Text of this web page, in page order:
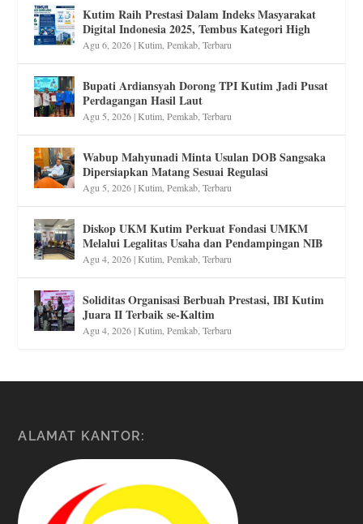
Kutim Raih Prestasi Dalam Indeks Masyarakat
Digital Indonesia 2025, Tembus Kategori High
Agu 6, 2026|Kutim ,Pemkab ,Terbaru
Bupati Ardiansyah Dorong TPI Kutim Jadi Pusat
Perdagangan Hasil Laut
Agu 5, 2026|Kutim ,Pemkab ,Terbaru
Wabup Mahyunadi Minta Usulan DOB Sangsaka
Dipersiapkan Matang Sesuai Regulasi
Agu 5, 2026|Kutim ,Pemkab ,Terbaru
Diskop UKM Kutim Perkuat Fondasi UMKM
Melalui Legalitas Usaha dan Pendampingan NIB
Agu 4, 2026|Kutim ,Pemkab ,Terbaru
Soliditas Organisasi Berbuah Prestasi, IBI Kutim
Juara II Terbaik se-Kaltim
Agu 4, 2026|Kutim ,Pemkab ,Terbaru
ALAMAT KANTOR: